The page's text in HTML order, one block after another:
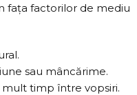
fața factorilor de mediu
sau mâncărime.
timp între vopsiri.